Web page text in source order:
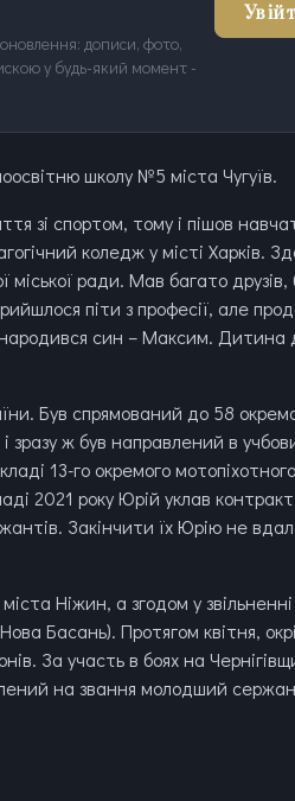
дописи, фото,
у будь-який момент -
школу №5 міста Чугуїв.
зі спортом, тому і пішов
коледж у місті Харків.
міської ради. Мав багато друзів,
піти з професії, але
народився син – Максим.
Був спрямований до 58
зразу ж був направлений в
13-го окремого мотопіхотного
2021 року Юрій уклав контракт
Закінчити їх Юрію не
Ніжин, а згодом у звільненні
Басань). Протягом квітня,
За участь в боях на
на звання молодший